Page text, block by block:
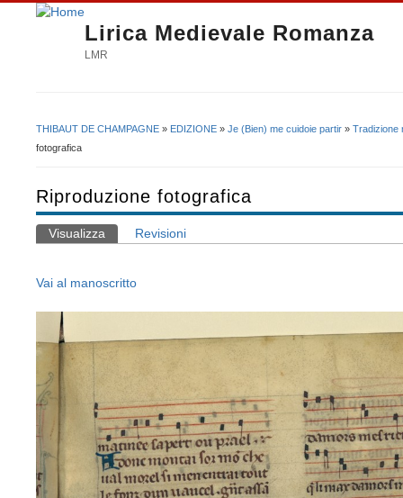
Lirica Medievale Romanza
LMR
Tu sei qui
THIBAUT DE CHAMPAGNE » EDIZIONE » Je (Bien) me cuidoie partir » Tradizione
fotografica
Riproduzione fotografica
Schede primarie
Visualizza (scheda attiva)
Revisioni
Vai al manoscritto